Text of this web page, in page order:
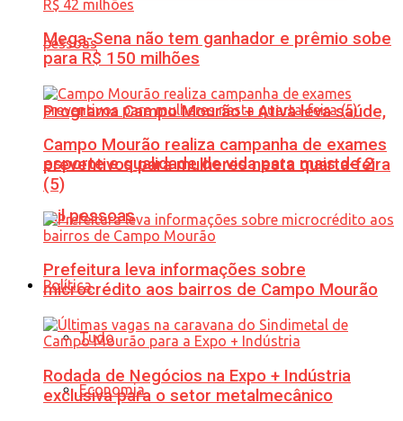
Programa Campo Mourão + Ativa leva saúde,
esporte e qualidade de vida para mais de 2
mil pessoas
Política
Tudo
Economia
Mega-Sena não tem ganhador e prêmio sobe
para R$ 150 milhões
Campo Mourão realiza campanha de exames
preventivos para mulheres nesta quarta-feira
(5)
Prefeitura leva informações sobre
microcrédito aos bairros de Campo Mourão
Rodada de Negócios na Expo + Indústria
exclusiva para o setor metalmecânico